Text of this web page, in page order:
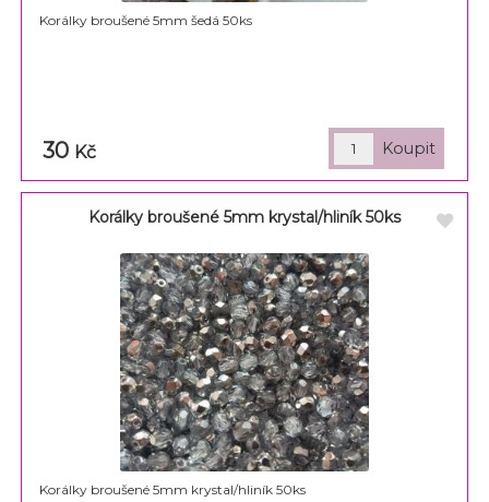
Korálky broušené 5mm šedá 50ks
30 Kč
Korálky broušené 5mm krystal/hliník 50ks
Korálky broušené 5mm krystal/hliník 50ks